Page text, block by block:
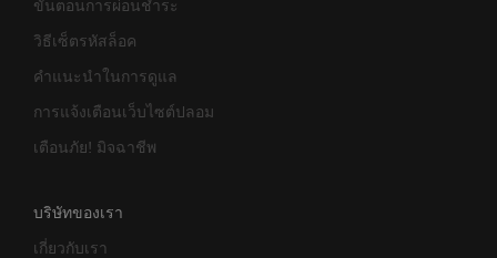
ขั้นตอนการผ่อนชำระ
วิธีเซ็ตรหัสล็อค
คำแนะนำในการดูแล
การแจ้งเตือนเว็บไซต์ปลอม
เตือนภัย! มิจฉาชีพ
บริษัทของเรา
เกี่ยวกับเรา